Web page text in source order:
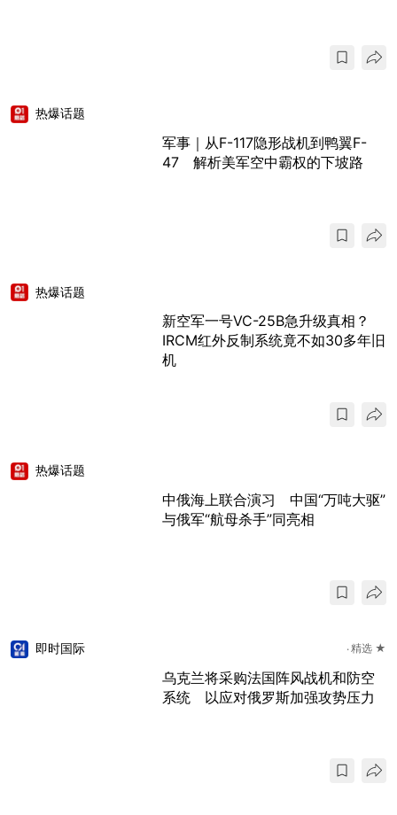
热爆话题
军事｜从F-117隐形战机到鸭翼F-
47 解析美军空中霸权的下坡路
热爆话题
新空军一号VC-25B急升级真相？
IRCM红外反制系统竟不如30多年旧
机
热爆话题
中俄海上联合演习 中国“万吨大驱”
与俄军“航母杀手”同亮相
即时国际 精选 ★
乌克兰将采购法国阵风战机和防空
系统 以应对俄罗斯加强攻势压力